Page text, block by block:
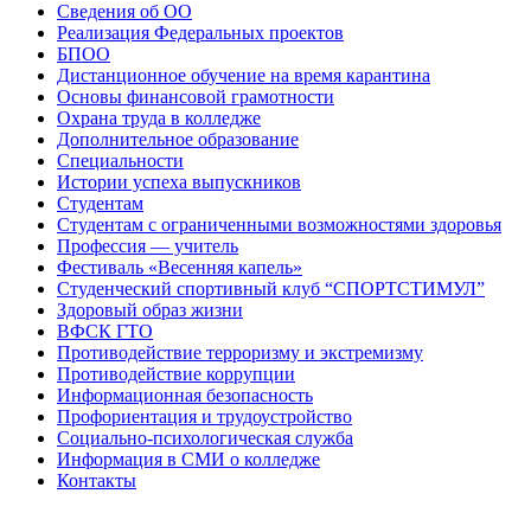
Сведения об ОО
Реализация Федеральных проектов
БПОО
Дистанционное обучение на время карантина
Основы финансовой грамотности
Охрана труда в колледже
Дополнительное образование
Специальности
Истории успеха выпускников
Студентам
Студентам с ограниченными возможностями здоровья
Профессия — учитель
Фестиваль «Весенняя капель»
Студенческий спортивный клуб “СПОРТСТИМУЛ”
Здоровый образ жизни
ВФСК ГТО
Противодействие терроризму и экстремизму
Противодействие коррупции
Информационная безопасность
Профориентация и трудоустройство
Социально-психологическая служба
Информация в СМИ о колледже
Контакты